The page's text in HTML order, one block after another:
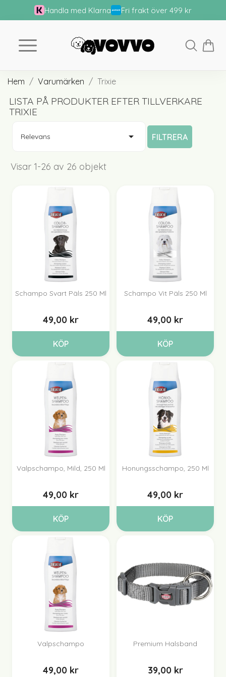
Handla med Klarna Fri frakt över 499 kr
Hem Varumärken Trixie
LISTA PÅ PRODUKTER EFTER TILLVERKARE
TRIXIE
Relevans  FILTRERA
Visar 1-26 av 26 objekt
Schampo Svart Päls 250 Ml
49,00 kr
KÖP
Schampo Vit Päls 250 Ml
49,00 kr
KÖP
Valpschampo, Mild, 250 Ml
49,00 kr
KÖP
Honungsschampo, 250 Ml
49,00 kr
KÖP
Valpschampo
49,00 kr
Premium Halsband
39,00 kr